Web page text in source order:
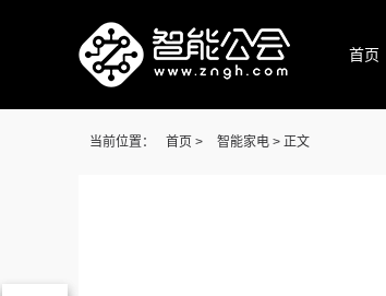
首页
当前位置： 首页 > 智能家电 > 正文